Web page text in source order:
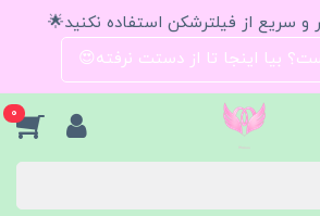
و سریع از فیلترشکن استفاده نکنید🌟
بیا اینجا تا از دستت نرفته😍
0